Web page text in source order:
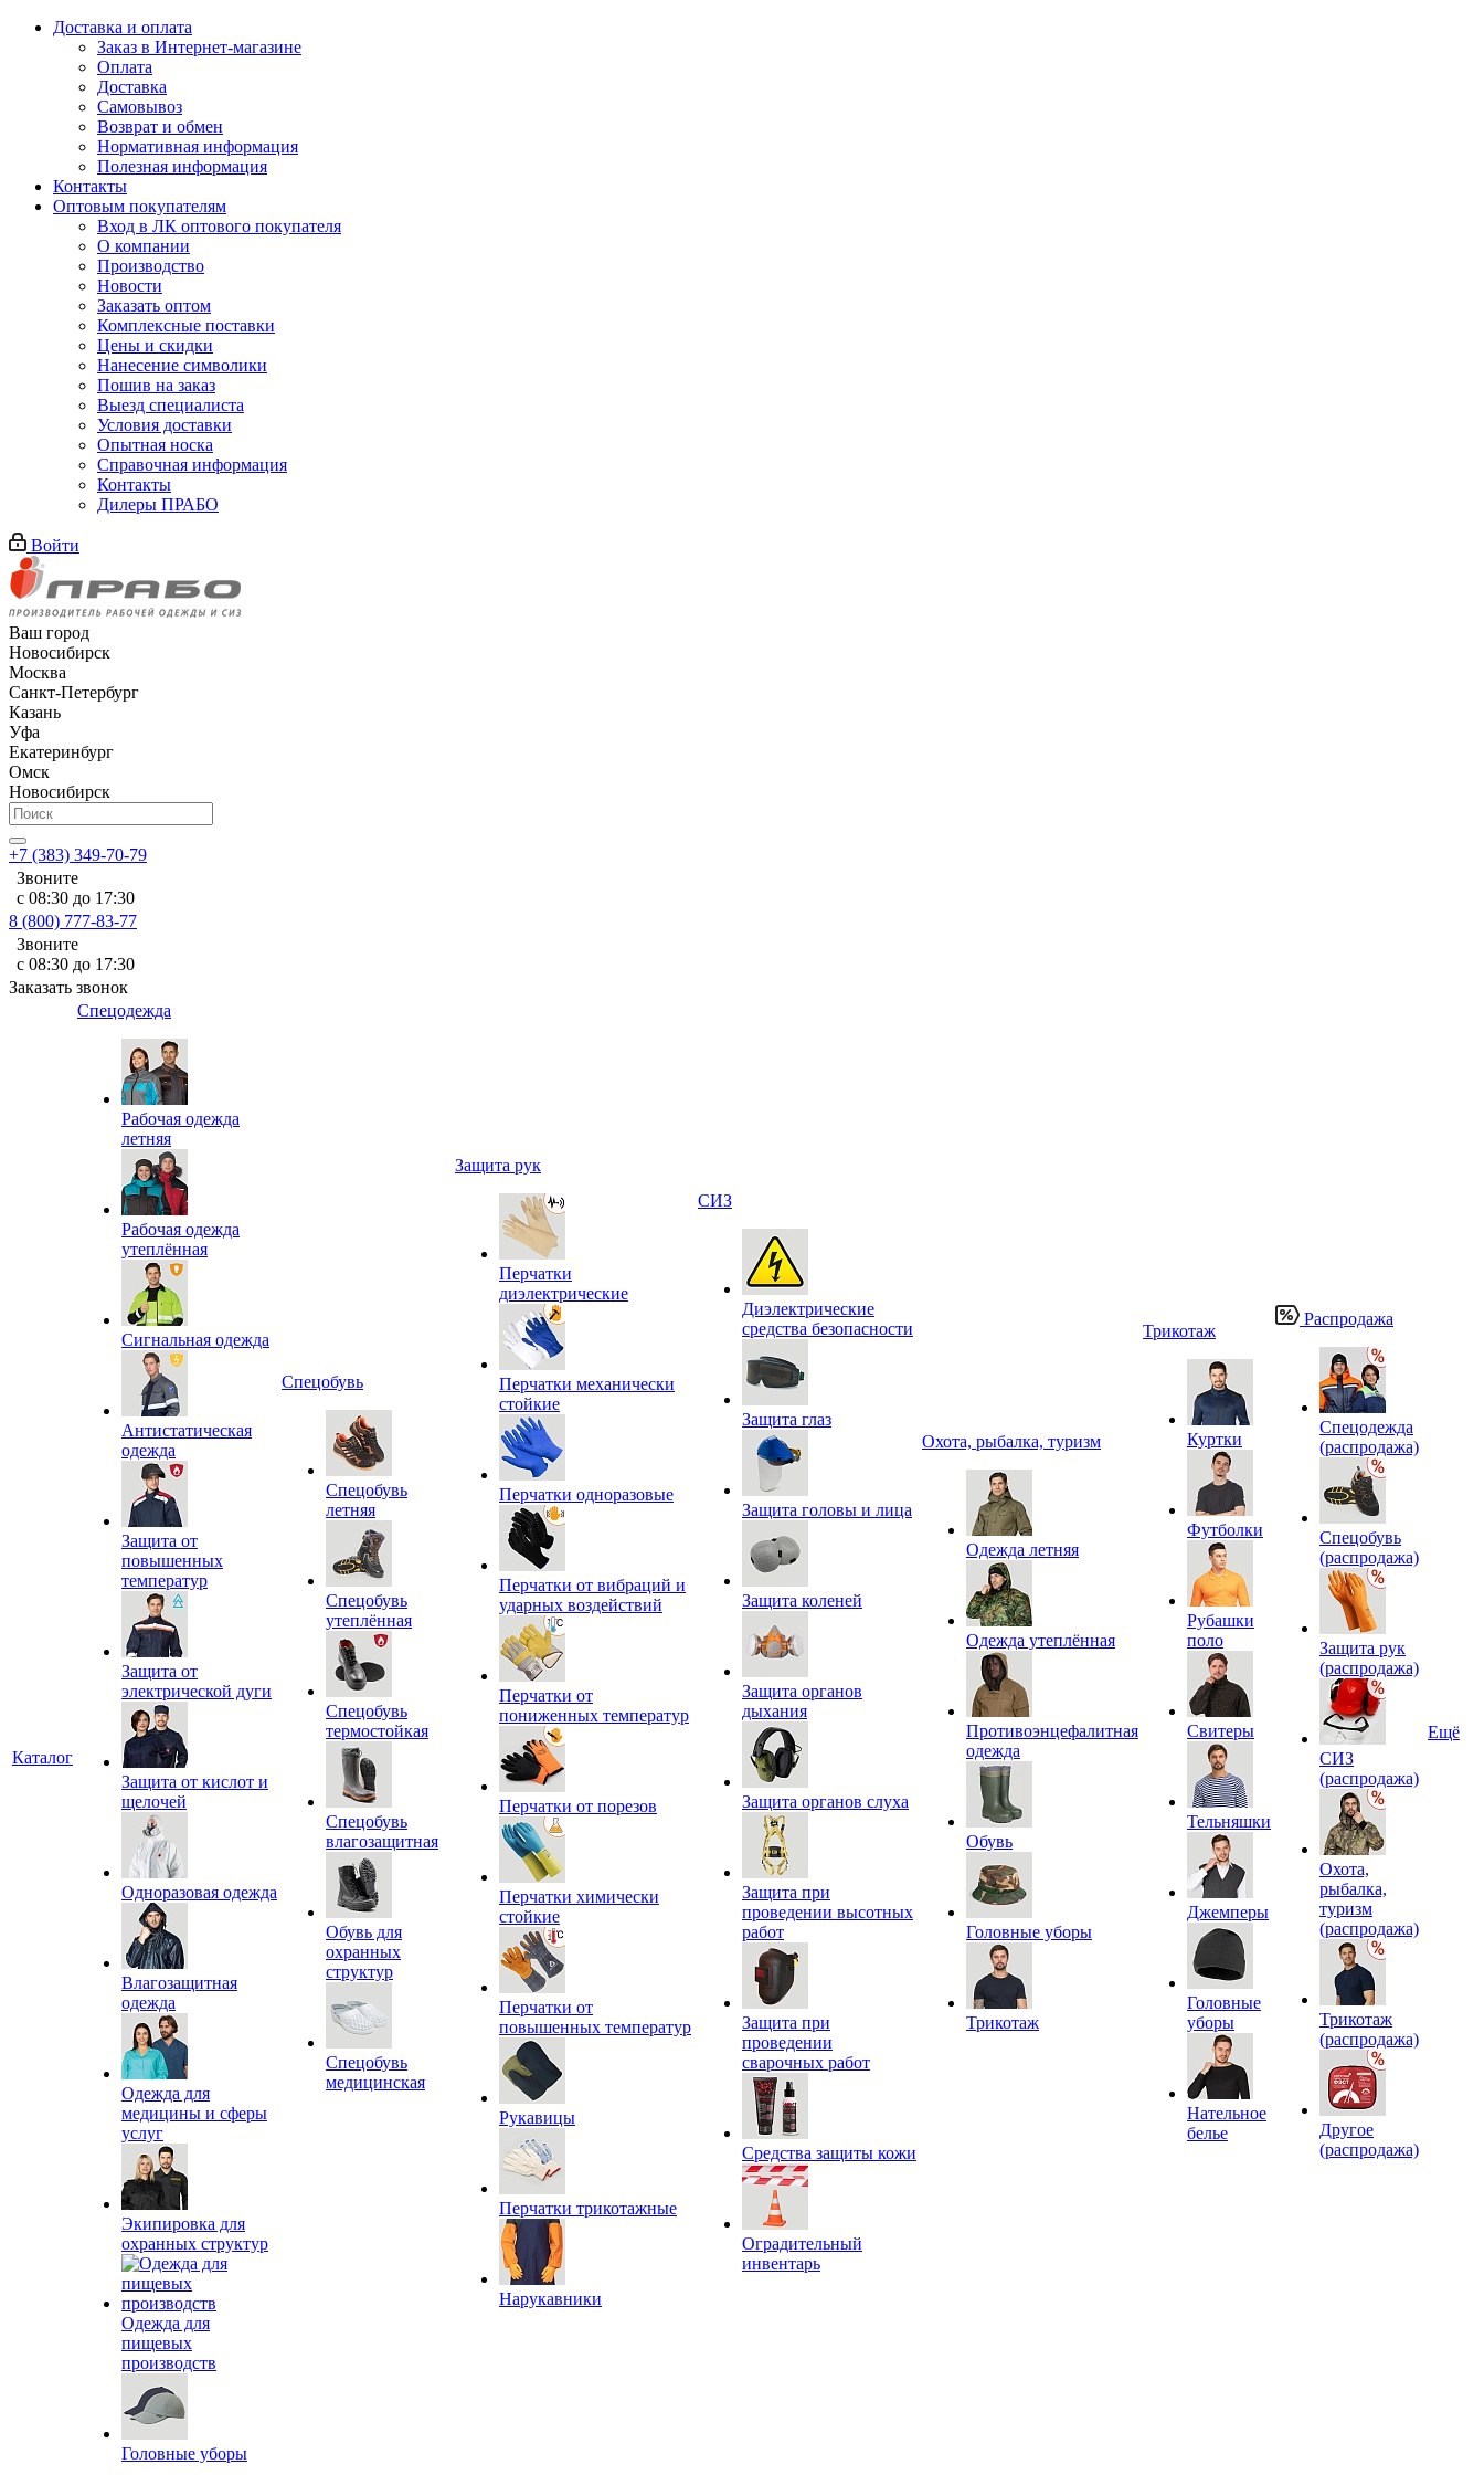
Доставка и оплата
Заказ в Интернет-магазине
Оплата
Доставка
Самовывоз
Возврат и обмен
Нормативная информация
Полезная информация
Контакты
Оптовым покупателям
Вход в ЛК оптового покупателя
О компании
Производство
Новости
Заказать оптом
Комплексные поставки
Цены и скидки
Нанесение символики
Пошив на заказ
Выезд специалиста
Условия доставки
Опытная носка
Справочная информация
Контакты
Дилеры ПРАБО
Войти
Ваш город
Новосибирск
Москва
Санкт-Петербург
Казань
Уфа
Екатеринбург
Омск
Новосибирск
+7 (383) 349-70-79
Звоните
с 08:30 до 17:30
8 (800) 777-83-77
Звоните
с 08:30 до 17:30
Заказать звонок
Каталог
Спецодежда
Рабочая одежда
летняя
Рабочая одежда
утеплённая
Сигнальная одежда
Антистатическая
одежда
Защита от
повышенных
температур
Защита от
электрической дуги
Защита от кислот и
щелочей
Одноразовая одежда
Влагозащитная
одежда
Одежда для
медицины и сферы
услуг
Экипировка для
охранных структур
Одежда для
пищевых
производств
Головные уборы
Спецобувь
Спецобувь
летняя
Спецобувь
утеплённая
Спецобувь
термостойкая
Спецобувь
влагозащитная
Обувь для
охранных
структур
Спецобувь
медицинская
Защита рук
Перчатки
диэлектрические
Перчатки механически
стойкие
Перчатки одноразовые
Перчатки от вибраций и
ударных воздействий
Перчатки от
пониженных температур
Перчатки от порезов
Перчатки химически
стойкие
Перчатки от
повышенных температур
Рукавицы
Перчатки трикотажные
Нарукавники
СИЗ
Диэлектрические
средства безопасности
Защита глаз
Защита головы и лица
Защита коленей
Защита органов
дыхания
Защита органов слуха
Защита при
проведении высотных
работ
Защита при
проведении
сварочных работ
Средства защиты кожи
Оградительный
инвентарь
Охота, рыбалка, туризм
Одежда летняя
Одежда утеплённая
Противоэнцефалитная
одежда
Обувь
Головные уборы
Трикотаж
Трикотаж
Куртки
Футболки
Рубашки
поло
Свитеры
Тельняшки
Джемперы
Головные
уборы
Нательное
белье
Распродажа
Спецодежда
(распродажа)
Спецобувь
(распродажа)
Защита рук
(распродажа)
СИЗ
(распродажа)
Охота,
рыбалка,
туризм
(распродажа)
Трикотаж
(распродажа)
Другое
(распродажа)
Ещё